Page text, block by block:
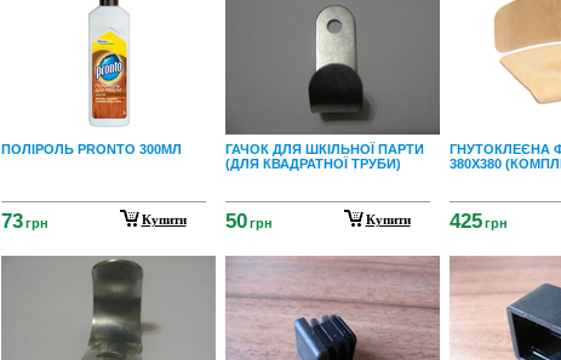
ПОЛІРОЛЬ PRONTO 300МЛ
73 грн Купити
ГАЧОК ДЛЯ ШКІЛЬНОЇ ПАРТИ
(ДЛЯ КВАДРАТНОЇ ТРУБИ)
50 грн Купити
ГНУТОКЛЕЄНА
380Х380
425 грн